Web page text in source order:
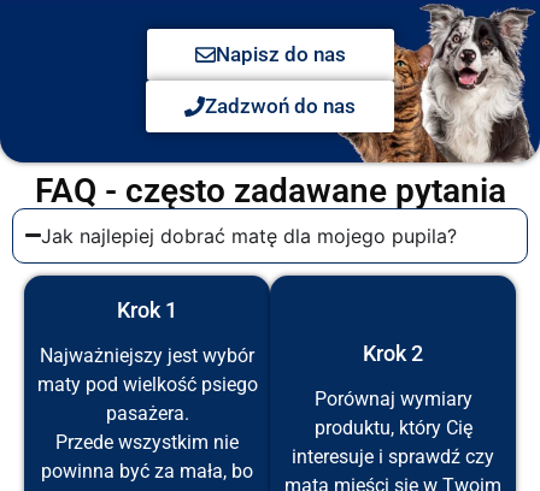
Napisz do nas
Zadzwoń do nas
FAQ - często zadawane pytania
Jak najlepiej dobrać matę dla mojego pupila?
Krok 1
Najważniejszy jest wybór
maty pod wielkość psiego
pasażera.
Przede wszystkim nie
powinna być za mała, bo
Krok 2
Porównaj wymiary
produktu, który Cię
interesuje i sprawdź czy
mata mieści się w Twoim